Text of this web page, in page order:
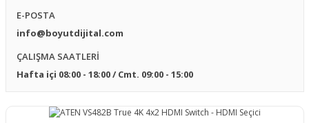
E-POSTA
info@boyutdijital.com
ÇALIŞMA SAATLERİ
Hafta içi 08:00 - 18:00 / Cmt. 09:00 - 15:00